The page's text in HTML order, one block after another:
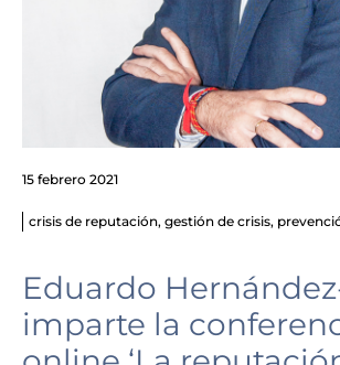
15 febrero 2021
crisis de reputación, gestión de crisis,
Eduardo
imparte la